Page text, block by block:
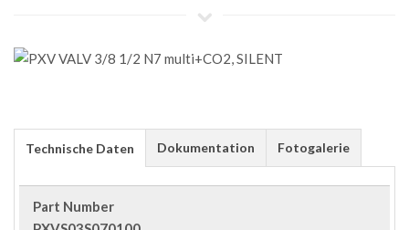
Technische Daten Dokumentation Fotogalerie
Part Number